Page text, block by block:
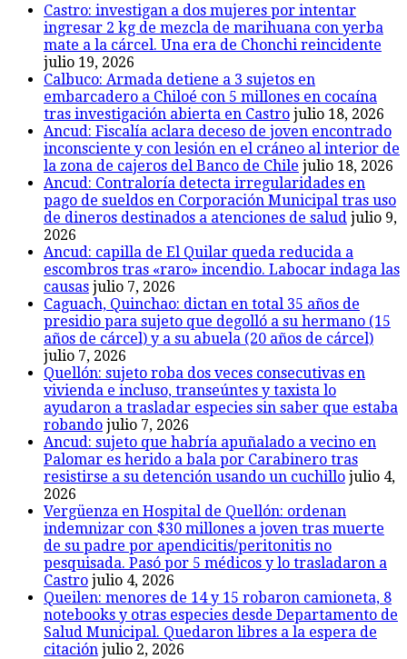
Castro: investigan a dos mujeres por intentar
ingresar 2 kg de mezcla de marihuana con yerba
mate a la cárcel. Una era de Chonchi reincidente
julio 19, 2026
Calbuco: Armada detiene a 3 sujetos en
embarcadero a Chiloé con 5 millones en cocaína
tras investigación abierta en Castro julio 18, 2026
Ancud: Fiscalía aclara deceso de joven encontrado
inconsciente y con lesión en el cráneo al interior de
la zona de cajeros del Banco de Chile julio 18, 2026
Ancud: Contraloría detecta irregularidades en
pago de sueldos en Corporación Municipal tras uso
de dineros destinados a atenciones de salud julio 9,
2026
Ancud: capilla de El Quilar queda reducida a
escombros tras «raro» incendio. Labocar indaga las
causas julio 7, 2026
Caguach, Quinchao: dictan en total 35 años de
presidio para sujeto que degolló a su hermano (15
años de cárcel) y a su abuela (20 años de cárcel)
julio 7, 2026
Quellón: sujeto roba dos veces consecutivas en
vivienda e incluso, transeúntes y taxista lo
ayudaron a trasladar especies sin saber que estaba
robando julio 7, 2026
Ancud: sujeto que habría apuñalado a vecino en
Palomar es herido a bala por Carabinero tras
resistirse a su detención usando un cuchillo julio 4,
2026
Vergüenza en Hospital de Quellón: ordenan
indemnizar con $30 millones a joven tras muerte
de su padre por apendicitis/peritonitis no
pesquisada. Pasó por 5 médicos y lo trasladaron a
Castro julio 4, 2026
Queilen: menores de 14 y 15 robaron camioneta, 8
notebooks y otras especies desde Departamento de
Salud Municipal. Quedaron libres a la espera de
citación julio 2, 2026